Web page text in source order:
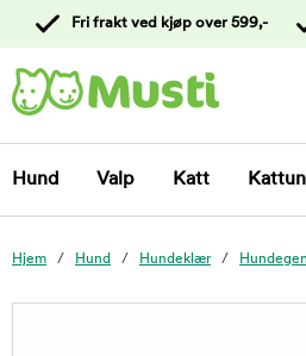
kundeservice
Fri frakt ved kjøp over 599,-
Hund Valp Katt
Hjem Hund Hundeklær